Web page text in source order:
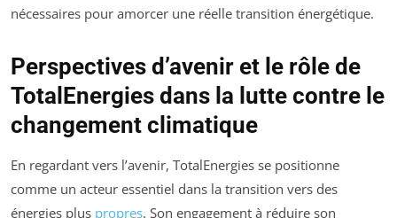
nécessaires pour amorcer une réelle transition énergétique.
Perspectives d’avenir et le rôle de
TotalEnergies dans la lutte contre le
changement climatique
En regardant vers l’avenir, TotalEnergies se positionne
comme un acteur essentiel dans la transition vers des
énergies plus propres. Son engagement à réduire son